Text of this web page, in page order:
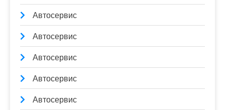
Автосервис
Автосервис
Автосервис
Автосервис
Автосервис